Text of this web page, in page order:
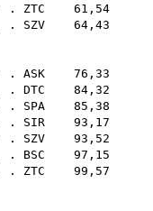
. ZTC 61,54
. SZV 64,43
. ASK 76,33
. DTC 84,32
. SPA 85,38
. SIR 93,17
. SZV 93,52
. BSC 97,15
. ZTC 99,57